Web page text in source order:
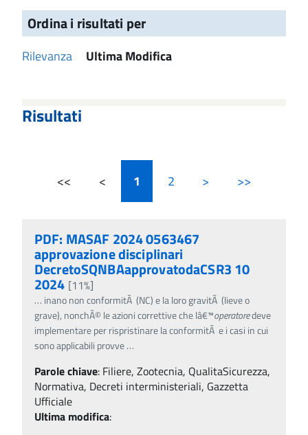
Ordina i risultati per
Rilevanza Ultima Modifica
Risultati
<< < 1 2 > >>
PDF: MASAF 2024 0563467
approvazione disciplinari
DecretoSQNBAapprovatodaCSR3 10
2024 [11%]
… inano non conformitÃ (NC) e la loro gravitÃ (lieve o
grave), nonchÃ© le azioni correttive che lâ€™operatoredeve
implementare per rispristinare la conformitÃ e i casi in cui
sono applicabili provve…
Parole chiave: Filiere, Zootecnia, QualitaSicurezza,
Normativa, Decreti interministeriali, Gazzetta
Ufficiale
Ultima modifica: